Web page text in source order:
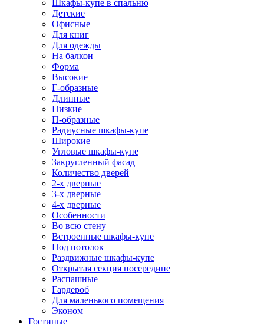
Шкафы-купе в спальню
Детские
Офисные
Для книг
Для одежды
На балкон
Форма
Высокие
Г-образные
Длинные
Низкие
П-образные
Радиусные шкафы-купе
Широкие
Угловые шкафы-купе
Закругленный фасад
Количество дверей
2-х дверные
3-х дверные
4-х дверные
Особенности
Во всю стену
Встроенные шкафы-купе
Под потолок
Раздвижные шкафы-купе
Открытая секция посередине
Распашные
Гардероб
Для маленького помещения
Эконом
Гостиные